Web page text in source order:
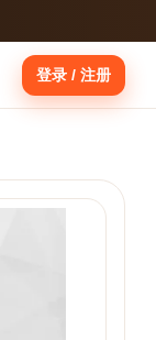
登录 / 注册